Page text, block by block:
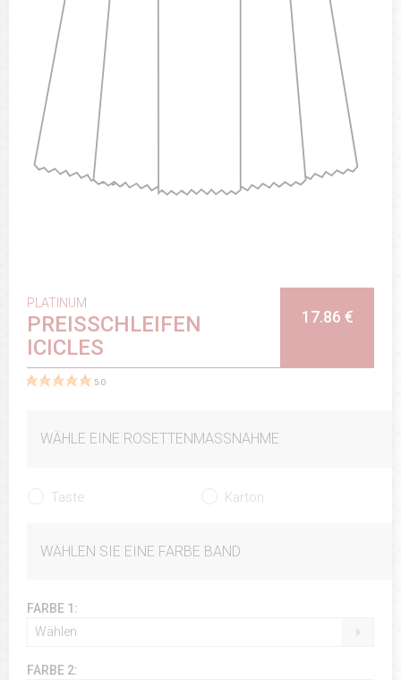
PLATINUM
PREISSCHLEIFEN
ICICLES
17.86 €
5.0
WÄHLE EINE ROSETTENMASSNAHME
Taste Karton
WÄHLEN SIE EINE FARBE BAND
FARBE 1:
Wählen
FARBE 2: